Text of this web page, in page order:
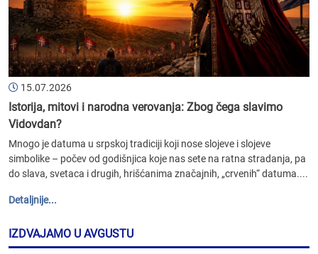
15.07.2026
Istorija, mitovi i narodna verovanja: Zbog čega slavimo
Vidovdan?
Mnogo je datuma u srpskoj tradiciji koji nose slojeve i slojeve
simbolike – počev od godišnjica koje nas sete na ratna stradanja, pa
do slava, svetaca i drugih, hrišćanima značajnih, „crvenih“ datuma....
Detaljnije...
IZDVAJAMO U AVGUSTU